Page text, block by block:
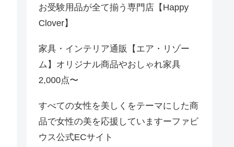
お受験用品が全て揃う専門店【Happy
Clover】
家具・インテリア通販【エア・リゾー
ム】オリジナル商品やおしゃれ家具
2,000点〜
すべての女性を美しくをテーマにした商
品で女性の美を応援していますーファビ
ウス公式ECサイト